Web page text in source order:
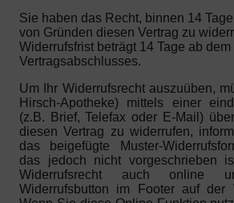
Sie haben das Recht, binnen 14
von Gründen diesen Vertrag zu
Widerrufsfrist beträgt 14 Tage ab dem
Vertragsabschlusses.
Um Ihr Widerrufsrecht auszuüben,
Hirsch-Apotheke) mittels einer
(z.B. Brief, Telefax oder E-Mail)
diesen Vertrag zu widerrufen,
das beigefügte Muster-
das jedoch nicht vorgeschrieben
Widerrufsrecht auch online
Widerrufsbutton im Footer auf der